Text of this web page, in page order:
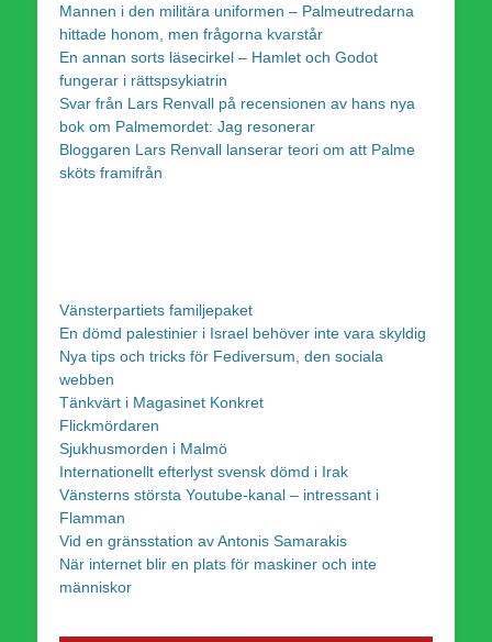
Mannen i den militära uniformen – Palmeutredarna
hittade honom, men frågorna kvarstår
En annan sorts läsecirkel – Hamlet och Godot
fungerar i rättspsykiatrin
Svar från Lars Renvall på recensionen av hans nya
bok om Palmemordet: Jag resonerar
Bloggaren Lars Renvall lanserar teori om att Palme
sköts framifrån
Vänsterpartiets familjepaket
En dömd palestinier i Israel behöver inte vara skyldig
Nya tips och tricks för Fediversum, den sociala
webben
Tänkvärt i Magasinet Konkret
Flickmördaren
Sjukhusmorden i Malmö
Internationellt efterlyst svensk dömd i Irak
Vänsterns största Youtube-kanal – intressant i
Flamman
Vid en gränsstation av Antonis Samarakis
När internet blir en plats för maskiner och inte
människor